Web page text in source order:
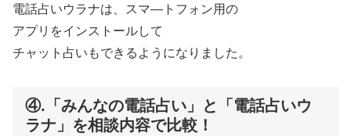
電話占いウラナは、スマ―トフォン用の
アプリをインストールして
チャット占いもできるようになりました。
④.「みんなの電話占い」と「電話占いウ
ラナ」を相談内容で比較！